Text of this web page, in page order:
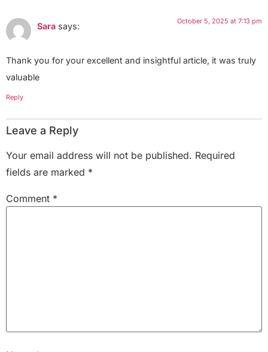
Sara says: October 5, 2025 at 7:13 pm
Thank you for your excellent and insightful article, it was truly
valuable
Reply
Leave a Reply
Your email address will not be published. Required
fields are marked *
Comment *